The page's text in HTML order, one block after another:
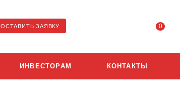
ОСТАВИТЬ ЗАЯВКУ 0
ИНВЕСТОРАМ КОНТАКТЫ